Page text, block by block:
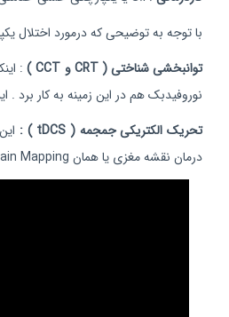
با توجه به توضیحی که درمورد اختلال
توانبخشی شناختی ( CRT و CCT )
:
نوروفیدبک هم در این زمینه به کار
تحریک الکتریکی جمجمه ( tDCS ) :
درمان نقشه مغزی یا همان Brain Mapping جهت تصمیم گیری برای بهترین نقطه برای تحریک استفاده نمود (